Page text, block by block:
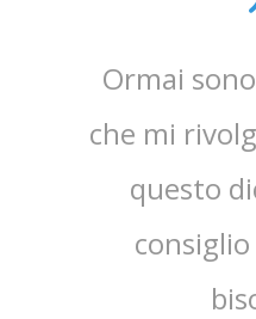
Ormai
che mi
questo